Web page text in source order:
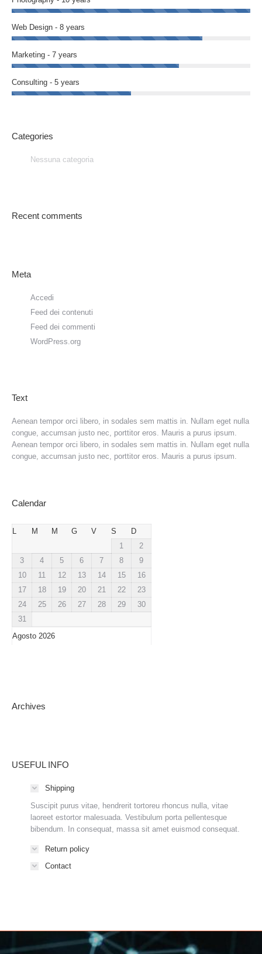
Web Design - 8 years
Marketing - 7 years
Consulting - 5 years
Categories
Nessuna categoria
Recent comments
Meta
Accedi
Feed dei contenuti
Feed dei commenti
WordPress.org
Text
Aenean tempor orci libero, in sodales sem mattis in. Nullam eget nulla
congue, accumsan justo nec, porttitor eros. Mauris a purus ipsum.
Aenean tempor orci libero, in sodales sem mattis in. Nullam eget nulla
congue, accumsan justo nec, porttitor eros. Mauris a purus ipsum.
Calendar
Agosto 2026
L M M G V S
D
1
2
3
4 5 6 7 8
9
10
11 12 13 14 15
16
17
18 19 20 21 22
23
24
25 26 27 28 29
30
31
Archives
USEFUL INFO
Shipping
Suscipit purus vitae, hendrerit tortoreu rhoncus nulla, vitae
laoreet estortor malesuada. Vestibulum porta pellentesque
bibendum. In consequat, massa sit amet euismod consequat.
Return policy
Contact